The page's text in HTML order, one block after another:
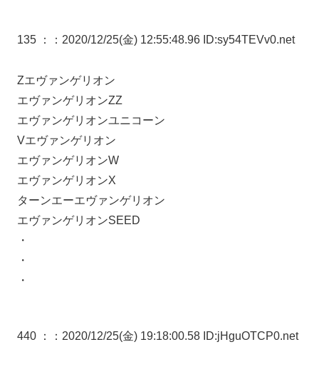
135 ： ：2020/12/25(金) 12:55:48.96 ID:sy54TEVv0.net
Zエヴァンゲリオン
エヴァンゲリオンZZ
エヴァンゲリオンユニコーン
Vエヴァンゲリオン
エヴァンゲリオンW
エヴァンゲリオンX
ターンエーエヴァンゲリオン
エヴァンゲリオンSEED
・
・
・
440 ： ：2020/12/25(金) 19:18:00.58 ID:jHguOTCP0.net